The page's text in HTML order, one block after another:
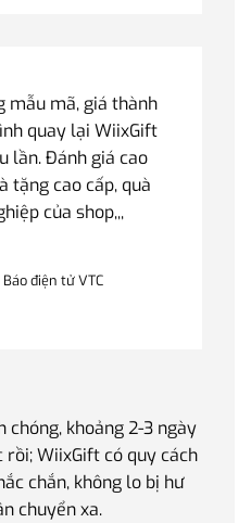
mẫu mã, giá thành
quay lại WiixGift
lần. Đánh giá cao
tặng cao cấp, quà
của shop,,,
điện tử VTC
chóng, khoảng 2-3 ngày
WiixGift có quy cách
chắn, không lo bị hư
chuyển xa.